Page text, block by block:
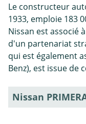
Le constructeur
1933, emploie 183
Nissan est associé
d'un partenariat
qui est également
Benz), est issue de
Nissan